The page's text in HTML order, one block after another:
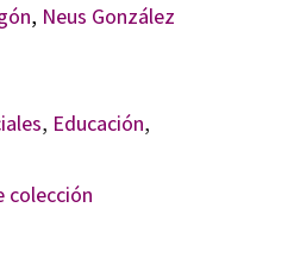
, Neus González
, Educación,
colección